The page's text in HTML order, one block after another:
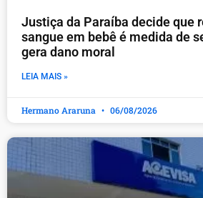
Justiça da Paraíba decide que
sangue em bebê é medida de
gera dano moral
LEIA MAIS »
Hermano Araruna 06/08/2026